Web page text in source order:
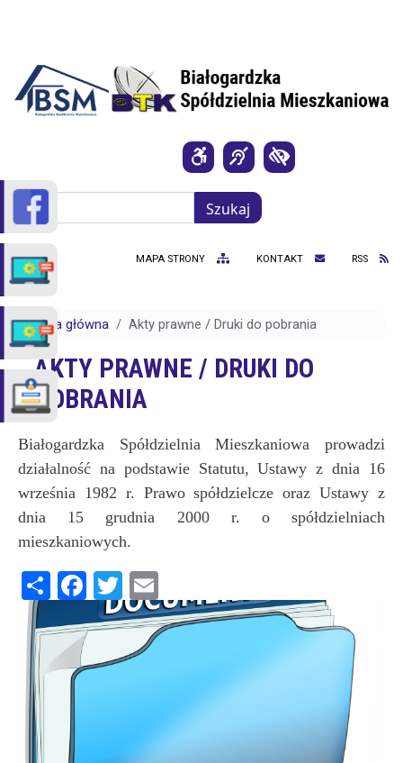
Szukaj
Szukaj
MAPA STRONY KONTAKT RSS
Strona główna Akty prawne / Druki do pobrania
AKTY PRAWNE / DRUKI DO
POBRANIA
Białogardzka Spółdzielnia Mieszkaniowa prowadzi
działalność na podstawie Statutu, Ustawy z dnia 16
września 1982 r. Prawo spółdzielcze oraz Ustawy z
dnia 15 grudnia 2000 r. o spółdzielniach
mieszkaniowych.
ShareFacebook
Twitter